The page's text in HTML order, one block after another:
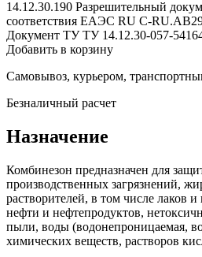
14.12.30.190 Разрешительный
соответствия ЕАЭС RU С-
Документ ТУ ТУ 14.12.30-057-
Добавить в корзину
Самовывоз, курьером,
Безналичный расчет
Назначение
Комбинезон предназначен для
производственных загрязнений,
растворителей, в том числе лаков
нефти и нефтепродуктов,
пыли, воды (водонепроницаемая,
химических веществ, растворов